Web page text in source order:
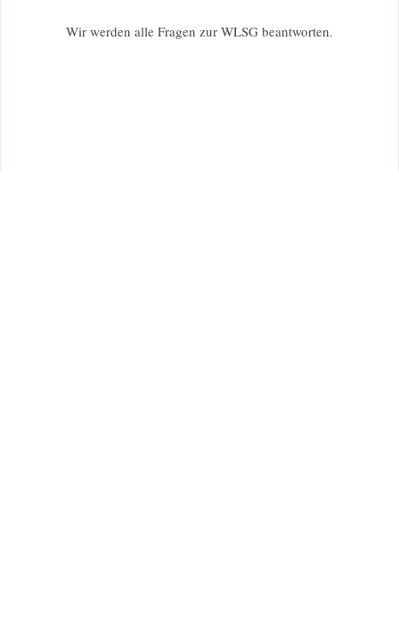
Wir werden alle Fragen zur WLSG beantworten.